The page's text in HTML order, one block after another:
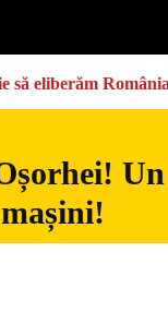
eliberăm